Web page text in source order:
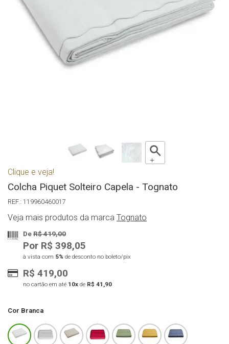
Clique e veja!
Colcha Piquet Solteiro Capela - Tognato
119960460017
Veja mais produtos da marca Tognato
DeR$ 419,00
Por R$ 398,05
à vista com 5% de desconto no boleto/pix
R$ 419,00
no cartão em até 10x de R$ 41,90
Cor Branca